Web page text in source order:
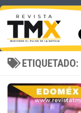
ETIQUETADO: